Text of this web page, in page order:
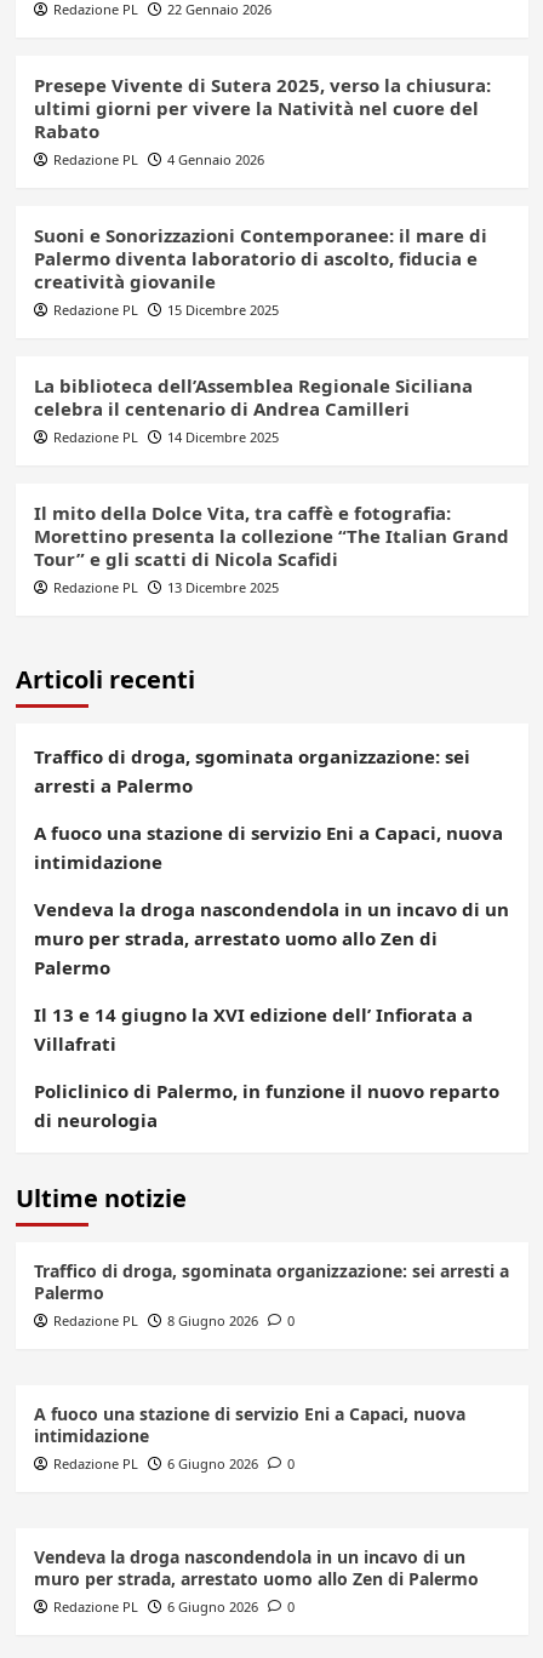
Redazione PL 22 Gennaio 2026
Presepe Vivente di Sutera 2025, verso la chiusura:
ultimi giorni per vivere la Natività nel cuore del
Rabato
Redazione PL 4 Gennaio 2026
Suoni e Sonorizzazioni Contemporanee: il mare di
Palermo diventa laboratorio di ascolto, fiducia e
creatività giovanile
Redazione PL 15 Dicembre 2025
La biblioteca dell’Assemblea Regionale Siciliana
celebra il centenario di Andrea Camilleri
Redazione PL 14 Dicembre 2025
Il mito della Dolce Vita, tra caffè e fotografia:
Morettino presenta la collezione “The Italian Grand
Tour” e gli scatti di Nicola Scafidi
Redazione PL 13 Dicembre 2025
Articoli recenti
Traffico di droga, sgominata organizzazione: sei
arresti a Palermo
A fuoco una stazione di servizio Eni a Capaci, nuova
intimidazione
Vendeva la droga nascondendola in un incavo di un
muro per strada, arrestato uomo allo Zen di
Palermo
Il 13 e 14 giugno la XVI edizione dell’ Infiorata a
Villafrati
Policlinico di Palermo, in funzione il nuovo reparto
di neurologia
Ultime notizie
Traffico di droga, sgominata organizzazione: sei arresti a
Palermo
Redazione PL 8 Giugno 2026 0
A fuoco una stazione di servizio Eni a Capaci, nuova
intimidazione
Redazione PL 6 Giugno 2026 0
Vendeva la droga nascondendola in un incavo di un
muro per strada, arrestato uomo allo Zen di Palermo
Redazione PL 6 Giugno 2026 0